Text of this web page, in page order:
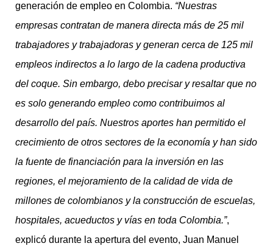
generación de empleo en Colombia. “Nuestras
empresas contratan de manera directa más de 25 mil
trabajadores y trabajadoras y generan cerca de 125 mil
empleos indirectos a lo largo de la cadena productiva
del coque. Sin embargo, debo precisar y resaltar que no
es solo generando empleo como contribuimos al
desarrollo del país. Nuestros aportes han permitido el
crecimiento de otros sectores de la economía y han sido
la fuente de financiación para la inversión en las
regiones, el mejoramiento de la calidad de vida de
millones de colombianos y la construcción de escuelas,
hospitales, acueductos y vías en toda Colombia.”,
explicó durante la apertura del evento, Juan Manuel